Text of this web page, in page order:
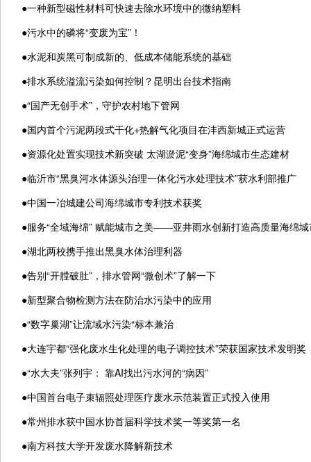
●一种新型磁性材料可快速去除水环境中的微纳塑料
●污水中的磷将“变废为宝”！
●水泥和炭黑可制成新的、低成本储能系统的基础
●排水系统溢流污染如何控制？昆明出台技术指南
●“国产无创手术”，守护农村地下管网
●国内首个污泥两段式干化+热解气化项目在沣西新城正式运营
●资源化处置实现技术新突破 太湖淤泥“变身”海绵城市生态建材
●临沂市“黑臭河水体源头治理一体化污水处理技术”获水利部推广
●中国一冶城建公司海绵城市专利技术获奖
●服务“全域海绵” 赋能城市之美——亚井雨水创新打造高质量海绵
●湖北两校携手推出黑臭水体治理利器
●告别“开膛破肚”，排水管网“微创术”了解一下
●新型聚合物检测方法在防治水污染中的应用
●“数字巢湖”让流域水污染“标本兼治
●大连宇都“强化废水生化处理的电子调控技术”荣获国家技术发明奖
●“水大夫”张列宇： 靠AI找出污水河的“病因”
●中国首台电子束辐照处理医疗废水示范装置正式投入使用
●常州排水获中国水协首届科学技术奖一等奖第一名
●南方科技大学开发废水降解新技术